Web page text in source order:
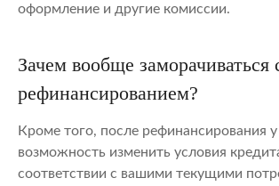
оформление и другие комиссии.
Зачем вообще заморачиваться
рефинансированием?
Кроме того, после рефинансирования у
возможность изменить условия
соответствии с вашими текущими